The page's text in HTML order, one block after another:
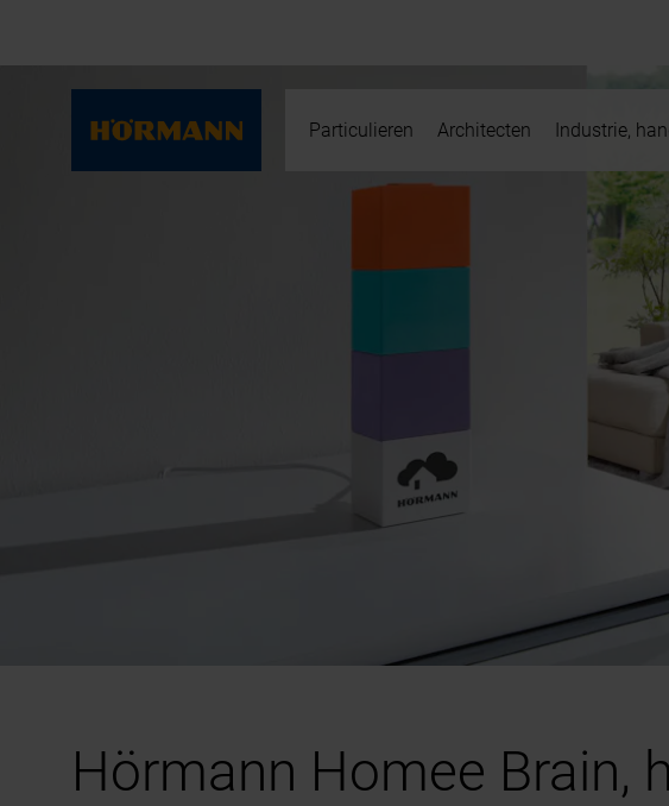
Particulieren Architecten Industrie,
Hörmann Homee Brain,